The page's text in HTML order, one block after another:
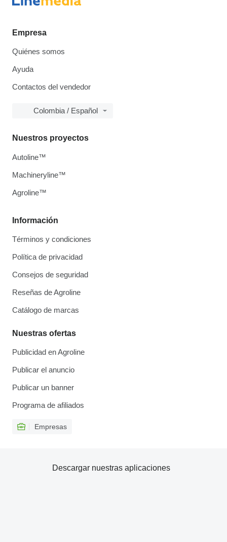
Empresa
Quiénes somos
Ayuda
Contactos del vendedor
Colombia / Español
Información
Términos y condiciones
Política de privacidad
Consejos de seguridad
Reseñas de Agroline
Catálogo de marcas
Nuestras ofertas
Publicidad en Agroline
Publicar el anuncio
Publicar un banner
Programa de afiliados
Empresas
Nuestros proyectos
Autoline™
Machineryline™
Agroline™
Descargar nuestras aplicaciones